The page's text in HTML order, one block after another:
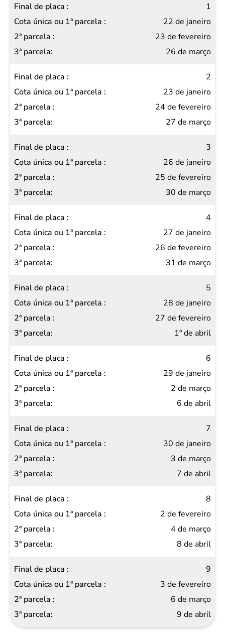
ou 1ª
parcela
2ª
parcela
3ª
parcela
1
22 de janeiro
23 de fevereiro
26 de março
2
23 de janeiro
24 de fevereiro
27 de março
3
26 de janeiro
25 de fevereiro
30 de março
4
27 de janeiro
26 de fevereiro
31 de março
5
28 de janeiro
27 de fevereiro
1º de abril
6
29 de janeiro
2 de março
6 de abril
7
30 de janeiro
3 de março
7 de abril
8
2 de fevereiro
4 de março
8 de abril
9
3 de fevereiro
6 de março
9 de abril